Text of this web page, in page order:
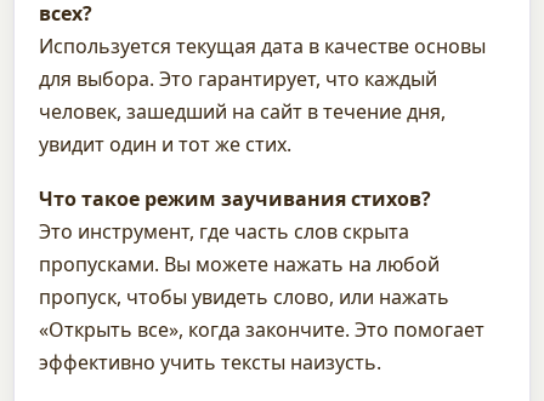
всех?
Используется текущая дата в качестве основы
для выбора. Это гарантирует, что каждый
человек, зашедший на сайт в течение дня,
увидит один и тот же стих.
Что такое режим заучивания стихов?
Это инструмент, где часть слов скрыта
пропусками. Вы можете нажать на любой
пропуск, чтобы увидеть слово, или нажать
«Открыть все», когда закончите. Это помогает
эффективно учить тексты наизусть.